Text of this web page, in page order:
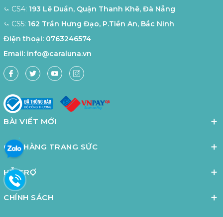
⤿ CS4: 193 Lê Duẩn, Quận Thanh Khê, Đà Nẵng
⤿ CS5: 162 Trần Hưng Đạo, P.Tiền An, Bắc Ninh
Điện thoại: 0763246574
Email: info@caraluna.vn
BÀI VIẾT MỚI
CỬA HÀNG TRANG SỨC
HỖ TRỢ
CHÍNH SÁCH